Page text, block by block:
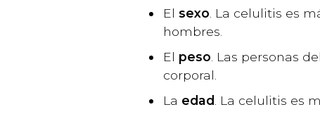
El sexo . La celulitis es
hombres.
El peso . Las personas
corporal.
La edad . La celulitis es